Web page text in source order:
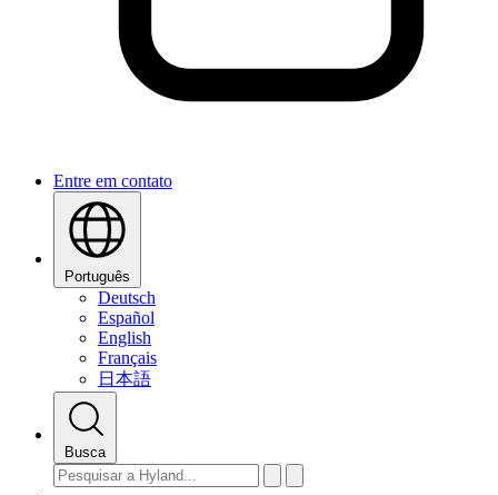
Entre em contato
Português
Deutsch
Español
English
Français
日本語
Busca